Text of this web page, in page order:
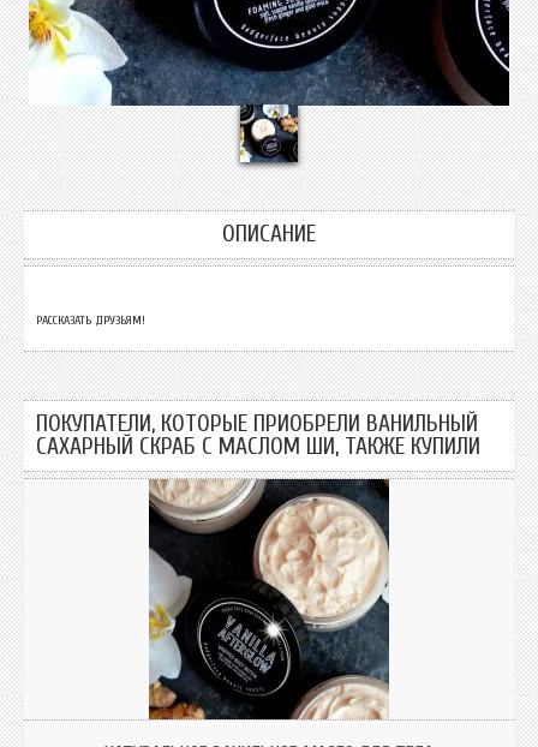
ОПИСАНИЕ
РАССКАЗАТЬ ДРУЗЬЯМ!
ПОКУПАТЕЛИ, КОТОРЫЕ ПРИОБРЕЛИ ВАНИЛЬНЫЙ
САХАРНЫЙ СКРАБ C МАСЛОМ ШИ, ТАКЖЕ КУПИЛИ